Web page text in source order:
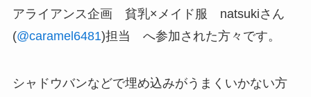
アライアンス企画 貧乳×メイド服 natsukiさん
(@caramel6481)担当 へ参加された方々です。
シャドウバンなどで埋め込みがうまくいかない方